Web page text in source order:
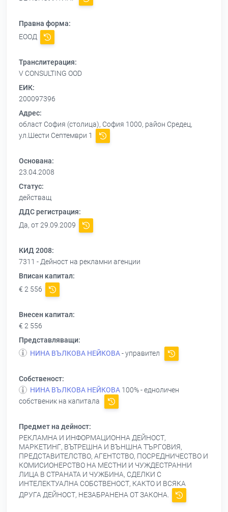
Правна форма:
ЕООД
Транслитерация:
V CONSULTING OOD
ЕИК:
200097396
Адрес:
област София (столица), София 1000, район Средец,
ул.Шести Септември 1
Основана:
23.04.2008
Статус:
действащ
ДДС регистрация:
Да, от 29.09.2009
КИД 2008:
7311 - Дейност на рекламни агенции
Вписан капитал:
€ 2 556
Внесен капитал:
€ 2 556
Представляващи:
НИНА ВЪЛКОВА НЕЙКОВА- управител
Собственост:
НИНА ВЪЛКОВА НЕЙКОВА 100% - едноличен
собственик на капитала
Предмет на дейност:
РЕКЛАМНА И ИНФОРМАЦИОННА ДЕЙНОСТ,
МАРКЕТИНГ, ВЪТРЕШНА И ВЪНШНА ТЪРГОВИЯ,
ПРЕДСТАВИТЕЛСТВО, АГЕНТСТВО, ПОСРЕДНИЧЕСТВО И
КОМИСИОНЕРСТВО НА МЕСТНИ И ЧУЖДЕСТРАННИ
ЛИЦА В СТРАНАТА И ЧУЖБИНА, СДЕЛКИ С
ИНТЕЛЕКТУАЛНА СОБСТВЕНОСТ, КАКТО И ВСЯКА
ДРУГА ДЕЙНОСТ, НЕЗАБРАНЕНА ОТ ЗАКОНА.